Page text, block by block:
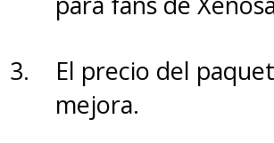
Momentos de
ciertas secciones
sentirse más
que dinámicas.
El precio del
mejora.